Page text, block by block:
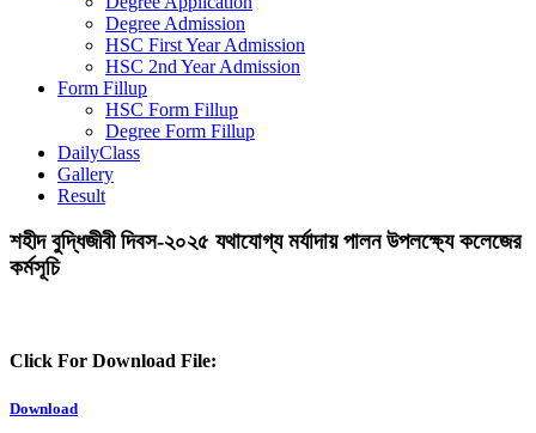
Degree Admission
HSC First Year Admission
HSC 2nd Year Admission
Form Fillup
HSC Form Fillup
Degree Form Fillup
DailyClass
Gallery
Result
শহীদ বুদ্ধিজীবী দিবস-২০২৫ যথাযোগ্য মর্যাদায় পালন উপলক্ষ্যে কলেজের
কর্মসূচি
Click For Download File:
Download